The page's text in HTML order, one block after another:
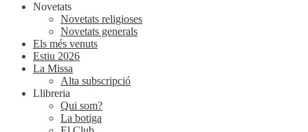
Novetats
Novetats religioses
Novetats generals
Els més venuts
Estiu 2026
La Missa
Alta subscripció
Llibreria
Qui som?
La botiga